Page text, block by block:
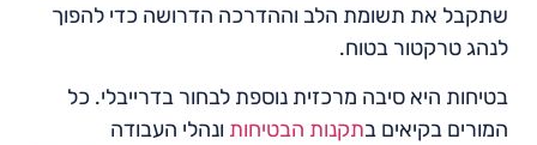
שתקבל את תשומת הלב וההדרכה הדרושה כדי להפוך
לנהג טרקטור בטוח.
בטיחות היא סיבה מרכזית נוספת לבחור בדרייבלי. כל
המורים בקיאים בתקנות הבטיחות ונהלי העבודה